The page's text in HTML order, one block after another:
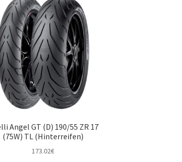
Angel GT (D) 190/55 ZR 17
(75W) TL (Hinterreifen)
173.02€